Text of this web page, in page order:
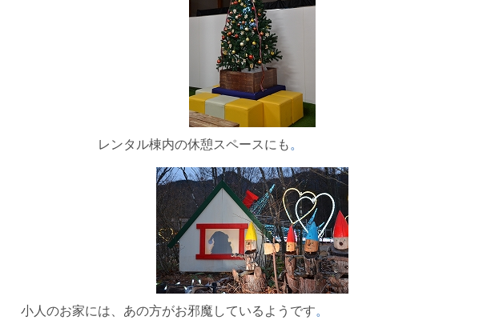
レンタル棟内の休憩スペースにも 。
小人のお家には、あの方がお邪魔しているようです。